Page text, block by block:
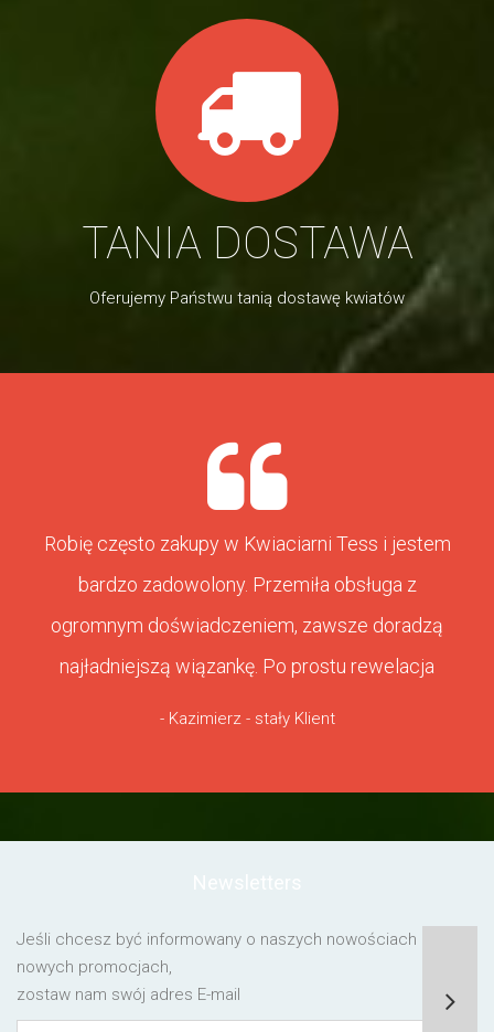
TANIA DOSTAWA
Oferujemy Państwu tanią dostawę kwiatów
Robię często zakupy w Kwiaciarni Tess i jestem
bardzo zadowolony. Przemiła obsługa z
ogromnym doświadczeniem, zawsze doradzą
najładniejszą wiązankę. Po prostu rewelacja
- Kazimierz - stały Klient
Jeśli chcesz być informowany o naszych nowościach lub o
nowych promocjach,
zostaw nam swój adres E-mail